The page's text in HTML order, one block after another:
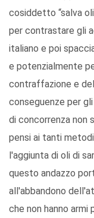
cosiddetto “salva
per contrastare gli
italiano e poi
e potenzialmente
contraffazione e
conseguenze per
di concorrenza non
pensi ai tanti
l'aggiunta di oli di
questo andazzo
all'abbandono
che non hanno armi